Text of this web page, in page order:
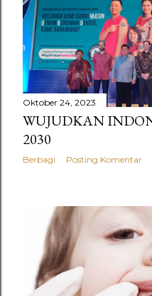
P
o
s
t
i
n
Oktober 24, 2023
WUJUDKAN
2030
Berbagi Posting Komentar